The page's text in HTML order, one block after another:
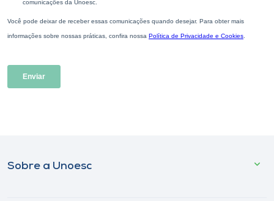
Sobre a Unoesc